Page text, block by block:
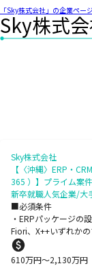
「Sky株式会社」の企業ペー
Sky株式
Sky株式会社
【〈沖縄〉ERP・
365 ）】プライム案
新卒就職人気企業/大
■必須条件
・ERPパッケージの
Fiori、X++いずれか
610万円〜2,130万円